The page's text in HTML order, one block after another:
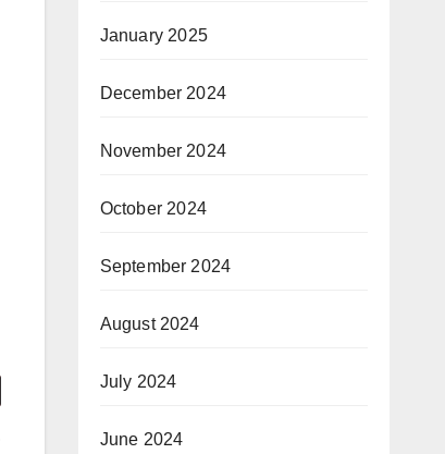
January 2025
December 2024
November 2024
October 2024
September 2024
August 2024
July 2024
June 2024